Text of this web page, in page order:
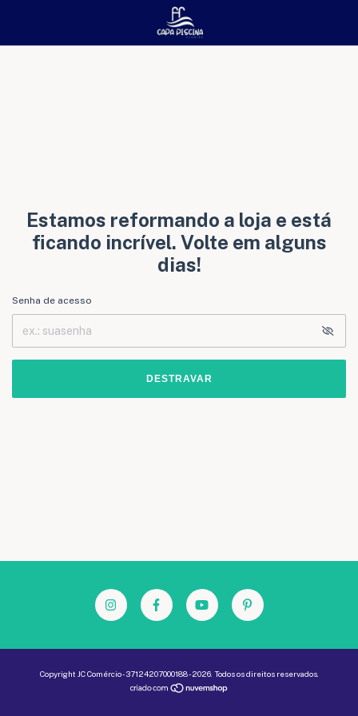
Estamos reformando a loja e está
ficando incrível. Volte em alguns
dias!
Senha de acesso
DESTRAVAR
Copyright JC Comércio - 37124207000188 - 2026. Todos os direitos reservados.